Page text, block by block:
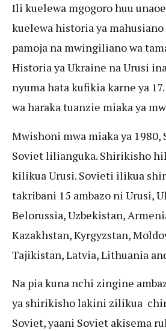
Ili kuelewa mgogoro huu
kuelewa historia ya
pamoja na mwingiliano wa
Historia ya Ukraine na Urusi
nyuma hata kufikia karne ya
wa haraka tuanzie miaka ya
Mwishoni mwa miaka ya
Soviet lilianguka. Shirikisho
kilikua Urusi. Sovieti ilikua
takribani 15 ambazo ni Urusi,
Belorussia, Uzbekistan,
Kazakhstan, Kyrgyzstan,
Tajikistan, Latvia, Lithuania
Na pia kuna nchi zingine
ya shirikisho lakini zilikua
Soviet, yaani Soviet akisema